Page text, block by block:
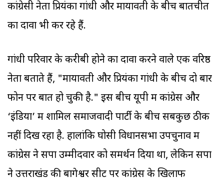
कांग्रेसी नेता प्रियंका गांधी और मायावती के बीच बातचीत
का दावा भी कर रहे हैं.
गांधी परिवार के करीबी होने का दावा करने वाले एक वरिष्ठ
नेता बताते हैं, "मायावती और प्रियंका गांधी के बीच दो बार
फोन पर बात हो चुकी है." इस बीच यूपी में कांग्रेस और
‘इंडिया’ में शामिल समाजवादी पार्टी के बीच सबकुछ ठीक
नहीं दिख रहा है. हालांकि घोसी विधानसभा उपचुनाव में
कांग्रेस ने सपा उम्मीदवार को समर्थन दिया था, लेकिन सपा
ने उत्तराखंड की बागेश्वर सीट पर कांग्रेस के खिलाफ